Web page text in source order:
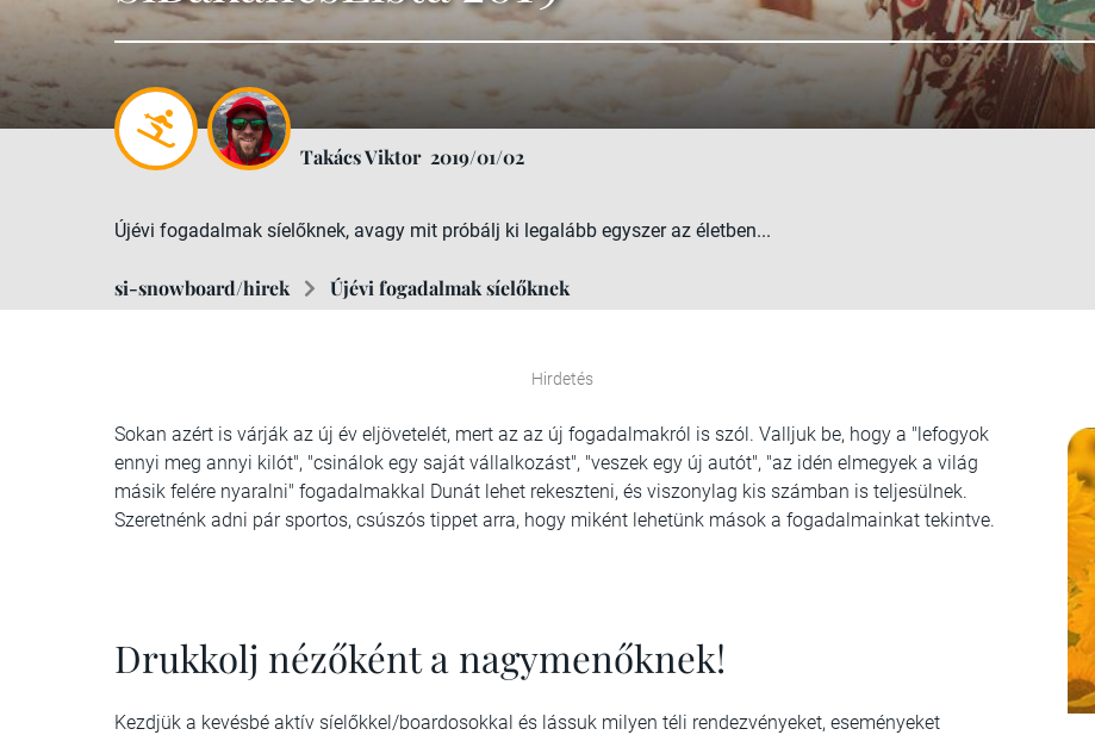
Takács Viktor 2019/01/02
Újévi fogadalmak síelőknek, avagy mit próbálj ki legalább egyszer az életben...
si-snowboard/hirek Újévi fogadalmak síelőknek
Hirdetés
Sokan azért is várják az új év eljövetelét, mert az az új fogadalmakról is szól. Valljuk be, hogy a "lefogyok
ennyi meg annyi kilót", "csinálok egy saját vállalkozást", "veszek egy új autót", "az idén elmegyek a világ
másik felére nyaralni" fogadalmakkal Dunát lehet rekeszteni, és viszonylag kis számban is teljesülnek.
Szeretnénk adni pár sportos, csúszós tippet arra, hogy miként lehetünk mások a fogadalmainkat tekintve.
Drukkolj nézőként a nagymenőknek!
Kezdjük a kevésbé aktív síelőkkel/boardosokkal és lássuk milyen téli rendezvényeket, eseményeket